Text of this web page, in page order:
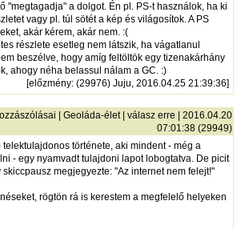
"megtagadja" a dolgot. Én pl. PS-t használok, ha ki
vagy pl. túl sötét a kép és világosítok. A PS
akár kérem, akár nem. :(
részlete esetleg nem látszik, ha vágatlanul
beszélve, hogy amíg feltöltök egy tizenakárhány
ahogy néha belassul nálam a GC. :)
[előzmény: (29976) Juju, 2016.04.25 21:39:36]
|Geoláda-élet|válasz erre | 2016.04.20
07:01:38 (29949)
története, aki mindent - még a
- egy nyamvadt tulajdoni lapot lobogtatva. De picit
megjegyezte: "Az internet nem felejt!"
rögtön rá is kerestem a megfelelő helyeken